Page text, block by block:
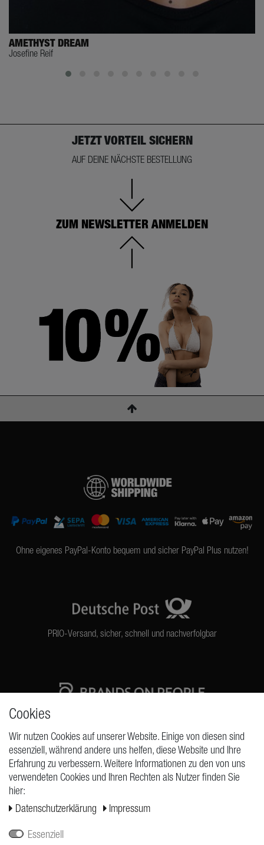
AMETHYST DREAM
Josefine Reif
JETZT VORTEIL SICHERN
AUF DEINE NÄCHSTE BESTELLUNG
ZUM NEWSLETTER ANMELDEN
Ohne eigenes PayPal-Konto bequem und sicher PayPal Plus nutzen!
PRIO-Versand, sicher, schnell und nachverfolgbar
ANFRAGEN
Widerrufs­formular
Cookies
Wir nutzen Cookies auf unserer Website. Einige von diesen sind
essenziell, während andere uns helfen, diese Website und Ihre
Erfahrung zu verbessern. Weitere Informationen zu den von uns
verwendeten Cookies und Ihren Rechten als Nutzer finden Sie
hier:
Daten­schutz­erklärung
Impressum
Essenziell